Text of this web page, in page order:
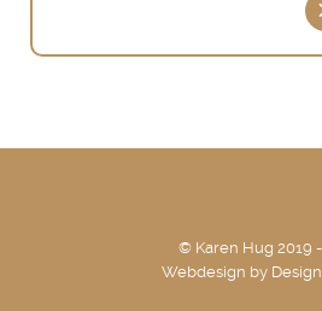
© Karen Hug 2019
Webdesign by